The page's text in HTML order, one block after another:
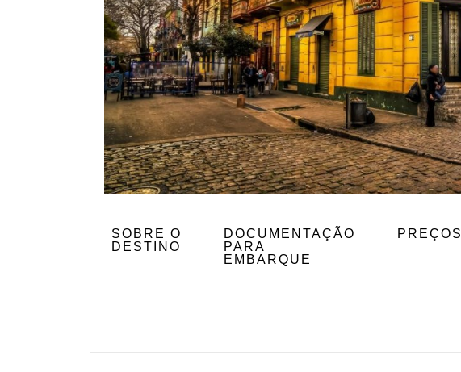
SOBRE O
DESTINO
DOCUMENTAÇÃO
PARA
EMBARQUE
PREÇOS